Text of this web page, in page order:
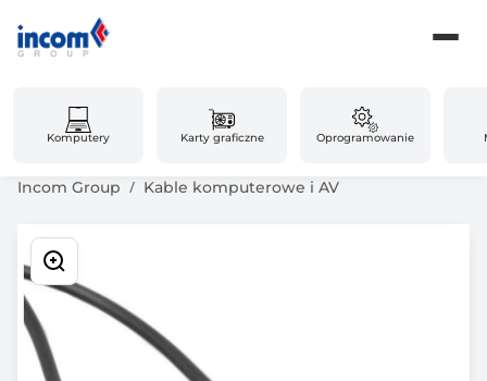
Komputery Karty graficzne Oprogramowanie
Incom Group Kable komputerowe i AV